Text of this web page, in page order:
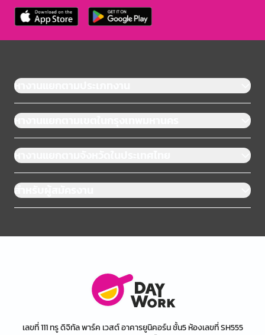
หางานแยกตามประเภทงาน
หางานแยกตามเขตในกรุงเทพมหานคร
หางานแยกตามจังหวัดในประเทศไทย
สำหรับผู้สมัครงาน
เลขที่ 111 ทรู ดิจิทัล พาร์ค เวสต์ อาคารยูนิคอร์น ชั้น5 ห้องเลขที่ SH555